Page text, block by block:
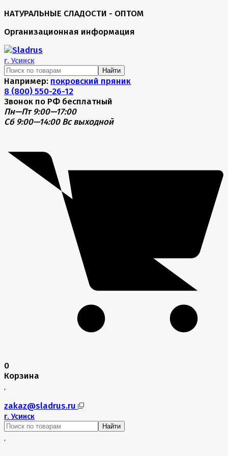
НАТУРАЛЬНЫЕ СЛАДОСТИ - ОПТОМ
Организационная информация
г. Усинск
Найти
Например: покровский пряник
8 (800) 550-26-12
Звонок по РФ бесплатный
Пн—Пт 9:00—17:00
Сб 9:00—14:00 Вс выходной
0
Корзина
zakaz@sladrus.ru
г. Усинск
Найти